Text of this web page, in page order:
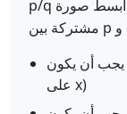
p/q عددًا نسبيًا في أبسط صورة (حيث لا توجد عوامل
يجب أن يكون p عاملًا للحد الثابت (الحد الذي لا يحتوي
على x)